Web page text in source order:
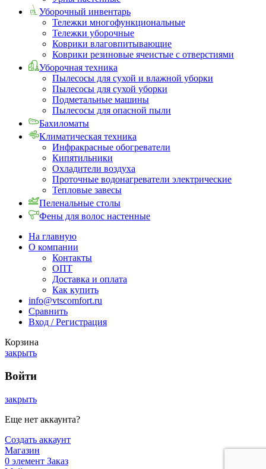
Уборочный инвентарь
Тележки многофункциональные
Тележки уборочные
Коврики влаговпитывающие
Коврики резиновые ячеистые с отверстиями
Уборочная техника
Пылесосы для сухой и влажной уборки
Пылесосы для сухой уборки
Подметальные машины
Пылесосы для опасной пыли
Бахиломаты
Климатическая техника
Инфракрасные обогреватели
Кипятильники
Охладители воздуха
Проточные водонагреватели электрические
Тепловые завесы
Пеленальные столы
Фены для волос настенные
На главную
О компании
Контакты
ОПТ
Доставка и оплата
Как купить
info@vtscomfort.ru
Сравнить
Вход / Регистрация
Корзина
закрыть
Войти
закрыть
Еще нет аккаунта?
Создать аккаунт
Магазин
0 элемент Заказ